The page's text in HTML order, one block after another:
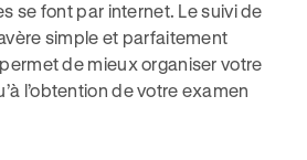
se font par internet. Le suivi de
simple et parfaitement
de mieux organiser votre
l’obtention de votre examen